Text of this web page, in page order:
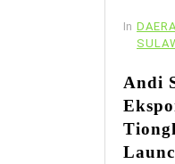
In
Andi